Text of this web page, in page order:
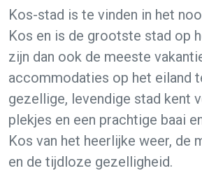
Kos-stad is te vinden in het
Kos en is de grootste stad op
zijn dan ook de meeste
accommodaties op het eiland
gezellige, levendige stad kent
plekjes en een prachtige baai
Kos van het heerlijke weer, de
en de tijdloze gezelligheid.